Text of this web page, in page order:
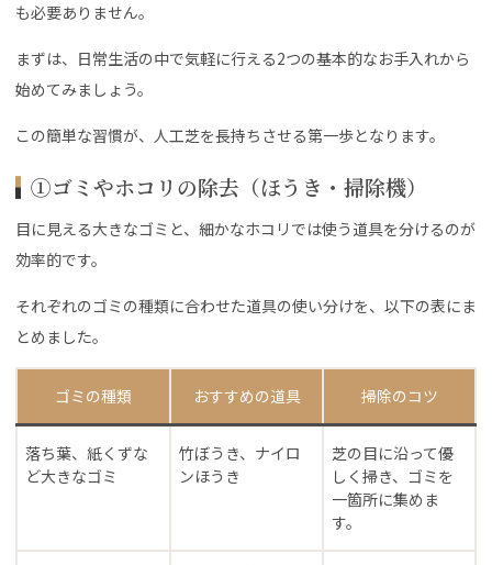
も必要ありません。
まずは、日常生活の中で気軽に行える2つの基本的なお手入れから
始めてみましょう。
この簡単な習慣が、人工芝を長持ちさせる第一歩となります。
①ゴミやホコリの除去（ほうき・掃除機）
目に見える大きなゴミと、細かなホコリでは使う道具を分けるのが
効率的です。
それぞれのゴミの種類に合わせた道具の使い分けを、以下の表にま
とめました。
ゴミの種類 おすすめの道具 掃除のコツ
落ち葉、紙くずな
ど大きなゴミ
竹ぼうき、ナイロ
ンほうき
芝の目に沿って優
しく掃き、ゴミを
一箇所に集めま
す。